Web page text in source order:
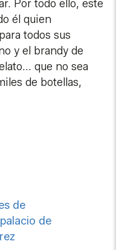
Por todo ello, este
él quien
todos sus
y el brandy de
que no sea
de botellas,
de
de